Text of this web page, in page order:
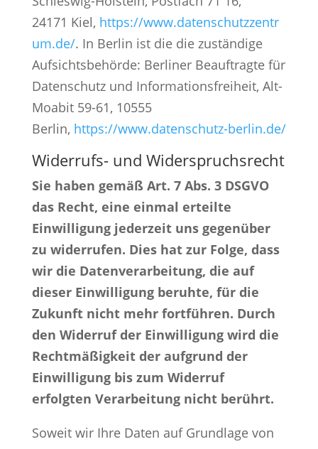
24171 Kiel, https://www.datenschutzzentr
um.de/. In Berlin ist die die zuständige
Aufsichtsbehörde: Berliner Beauftragte für
Datenschutz und Informationsfreiheit, Alt-
Moabit 59-61, 10555
Berlin, https://www.datenschutz-berlin.de/
Widerrufs- und Widerspruchsrecht
Sie haben gemäß Art. 7 Abs. 3 DSGVO
das Recht, eine einmal erteilte
Einwilligung jederzeit uns gegenüber
zu widerrufen. Dies hat zur Folge, dass
wir die Datenverarbeitung, die auf
dieser Einwilligung beruhte, für die
Zukunft nicht mehr fortführen. Durch
den Widerruf der Einwilligung wird die
Rechtmäßigkeit der aufgrund der
Einwilligung bis zum Widerruf
erfolgten Verarbeitung nicht berührt.
Soweit wir Ihre Daten auf Grundlage von